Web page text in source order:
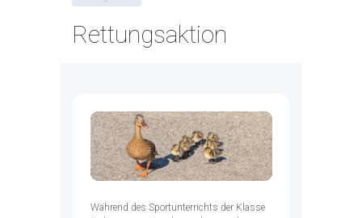
Rettungsaktion
Während des Sportunterrichts der Klasse